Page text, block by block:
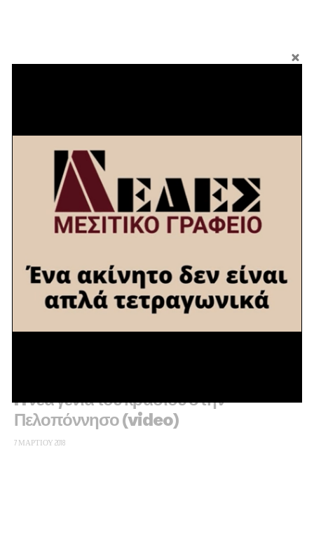
Εξιχνιάστηκαν τέσσερις κλοπές στο
Δήμο Βέλου Βόχας
7 ΜΑΡΤΊΟΥ 2018
H νέα γενιά του κρασιού στην
Πελοπόννησο (video)
7 ΜΑΡΤΊΟΥ 2018